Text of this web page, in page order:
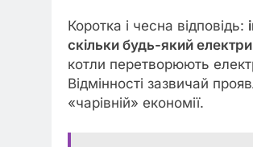
Коротка і чесна відповідь:
скільки будь-який
котли перетворюють
Відмінності зазвичай
«чарівній» економії.